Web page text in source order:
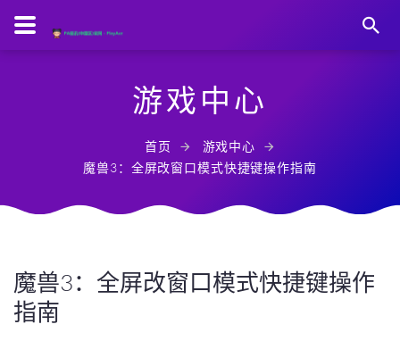
游戏中心
首页
游戏中心
魔兽3：全屏改窗口模式快捷键操作指南
魔兽3：全屏改窗口模式快捷键操作
指南